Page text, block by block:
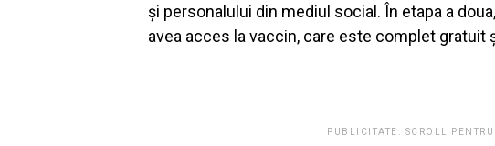
și personalului din mediul social. În etapa a
avea acces la vaccin, care este complet gratuit
PUBLICITATE. SCROLL